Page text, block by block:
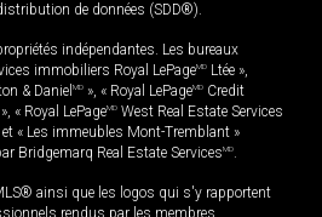
de données (SDD®).
indépendantes. Les bureaux
immobiliers Royal LePageMD Ltée »,
& Daniel MD », « Royal LePageMD Credit
« Royal LePageMD West Real Estate Services
« Les immeubles Mont-Tremblant »
Bridgemarq Real Estate ServicesMD.
ainsi que les logos qui s'y rapportent
rendus par les membres